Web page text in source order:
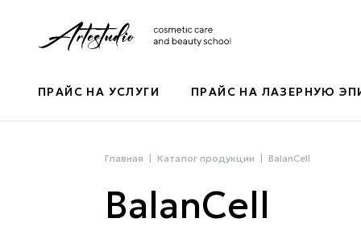
ПРАЙС НА УСЛУГИ ПРАЙС НА ЛАЗЕРНУЮ
Главная Каталог продукции BalanCell
BalanCell